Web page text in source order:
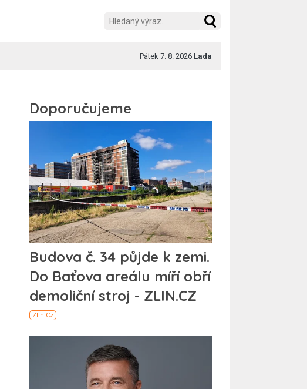
Pátek 7. 8. 2026 Lada